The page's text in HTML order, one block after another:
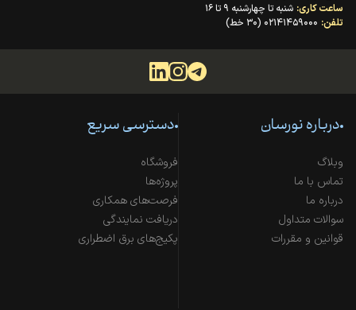
ساعت کاری: شنبه تا چهارشنبه ۹ تا ۱۶
تلفن: ۰۲۱۴۱۴۵۹۰۰۰ (۳۰ خط)
درباره نورسان
وبلاگ
تماس با ما
درباره ما
سوالات متداول
قوانین و مقررات
دسترسی سریع
فروشگاه
پروژه‌ها
فرصت‌های همکاری
دریافت نمایندگی
پکیج‌های برق اضطراری